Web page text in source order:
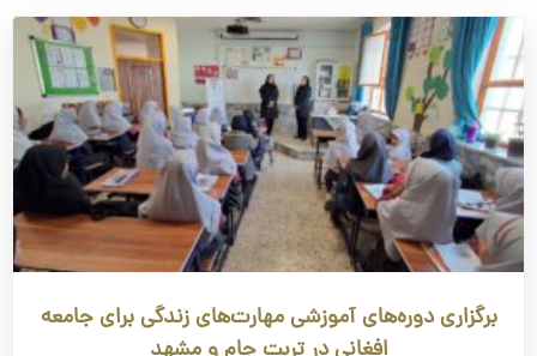
برگزاری دوره‌های آموزشی مهارت‌های زندگی برای جامعه